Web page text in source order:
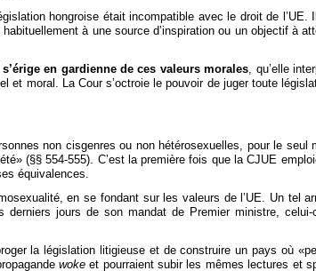
hongroise était incompatible avec le droit de l’UE.
à une source d’inspiration ou un objectif à
s’érige en gardienne de ces valeurs morales, qu’elle
moral. La Cour s’octroie le pouvoir de juger toute
non cisgenres ou non hétérosexuelles, pour le seul
(§§ 554-555). C’est la première fois que la CJUE
équivalences.
en se fondant sur les valeurs de l’UE. Un tel
derniers jours de son mandat de Premier ministre,
la législation litigieuse et de construire un pays où
wokeet pourraient subir les mêmes lectures et